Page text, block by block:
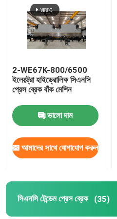
কারখানা পরিদর্শন
আমাদের সাথে যোগাযোগ করুন
মামলা
একটি উদ্ধৃতি অনুরোধ করুন
2-WE67K-800/6500
ইলেক্ট্রো হাইড্রোলিক সিএনসি
প্রেস ব্রেক বাঁক মেশিন
ভালো দাম
আমাদের সাথে যোগাযোগ করুন
সিএনসি টেন্ডেম প্রেস ব্রেক (35)